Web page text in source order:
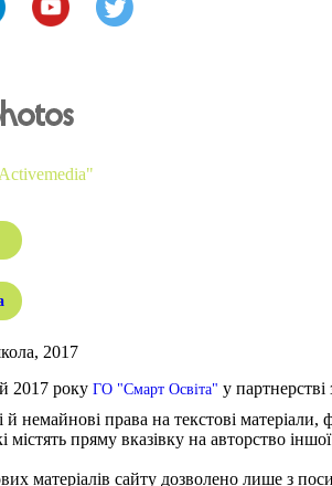
2017
2017 року ГО "Смарт Освіта" у
немайнові права на текстові
містять пряму вказівку на авторство
матеріалів сайту дозволено лише з